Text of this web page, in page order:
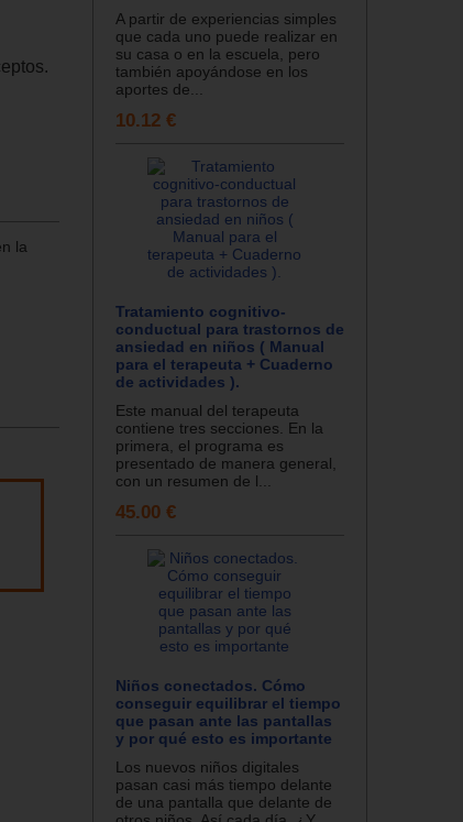
la
A partir de experiencias simples
que cada uno puede realizar en
su casa o en la escuela, pero
también apoyándose en los
aportes de...
10.12 €
Tratamiento cognitivo-
conductual para trastornos de
ansiedad en niños ( Manual
para el terapeuta + Cuaderno
de actividades ).
Este manual del terapeuta
contiene tres secciones. En la
primera, el programa es
presentado de manera general,
con un resumen de l...
45.00 €
Niños conectados. Cómo
conseguir equilibrar el tiempo
que pasan ante las pantallas
y por qué esto es importante
Los nuevos niños digitales
pasan casi más tiempo delante
de una pantalla que delante de